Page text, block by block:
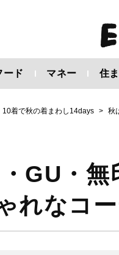
ード マネー 住
10着で秋の着まわし14days
秋
GU・無
れなコ